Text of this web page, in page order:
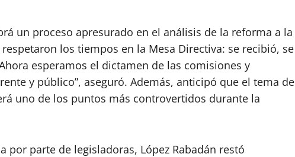
un proceso apresurado en el análisis de la reforma a la
respetaron los tiempos en la Mesa Directiva: se recibió, se
esperamos el dictamen de las comisiones y
y público”, aseguró. Además, anticipó que el tema de
uno de los puntos más controvertidos durante la
por parte de legisladoras, López Rabadán restó